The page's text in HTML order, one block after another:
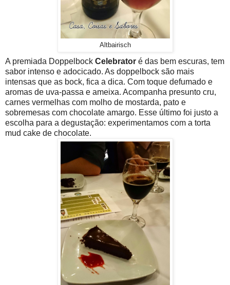
Altbairisch
A premiada Doppelbock Celebrator é das bem escuras, tem
sabor intenso e adocicado. As doppelbock são mais
intensas que as bock, fica a dica. Com toque defumado e
aromas de uva-passa e ameixa. Acompanha presunto cru,
carnes vermelhas com molho de mostarda, pato e
sobremesas com chocolate amargo. Esse último foi justo a
escolha para a degustação: experimentamos com a torta
mud cake de chocolate.